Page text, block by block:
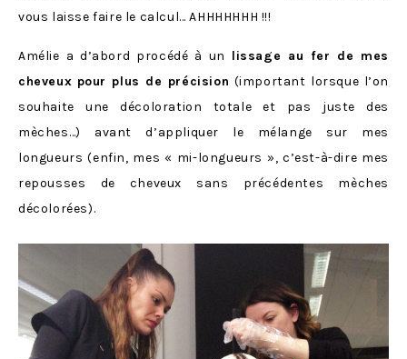
vous laisse faire le calcul… AHHHHHHH !!!
Amélie a d’abord procédé à un lissage au fer de mes
cheveux pour plus de précision (important lorsque l’on
souhaite une décoloration totale et pas juste des
mèches…) avant d’appliquer le mélange sur mes
longueurs (enfin, mes « mi-longueurs », c’est-à-dire mes
repousses de cheveux sans précédentes mèches
décolorées).